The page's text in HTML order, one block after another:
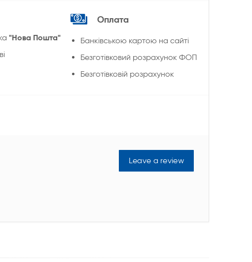
"Нова Пошта"
Оплата
Банківською картою на сайті
Безготівковий розрахунок ФОП
Безготівковій розрахунок
Leave a review